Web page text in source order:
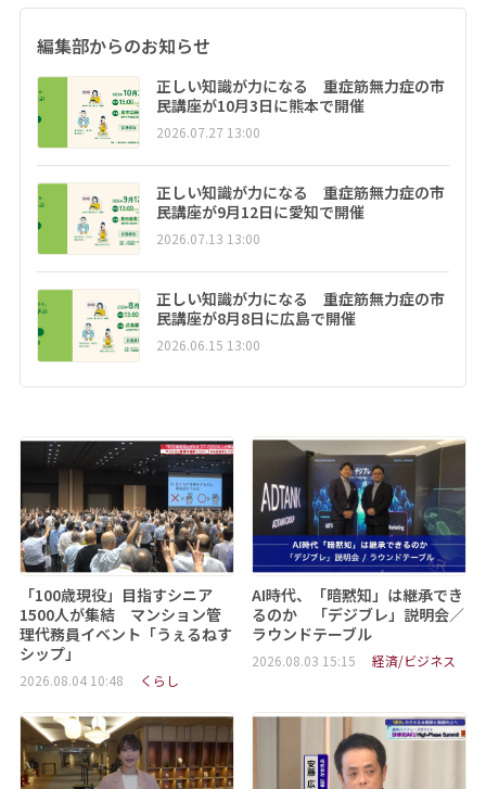
編集部からのお知らせ
正しい知識が力になる 重症筋無力症の市
民講座が10月3日に熊本で開催
2026.07.27 13:00
正しい知識が力になる 重症筋無力症の市
民講座が9月12日に愛知で開催
2026.07.13 13:00
正しい知識が力になる 重症筋無力症の市
民講座が8月8日に広島で開催
2026.06.15 13:00
「100歳現役」目指すシニア
1500人が集結 マンション管
理代務員イベント「うぇるねす
シップ」
2026.08.04 10:48 くらし
AI時代、「暗黙知」は継承でき
るのか 「デジブレ」説明会／
ラウンドテーブル
2026.08.03 15:15 経済/ビジネス